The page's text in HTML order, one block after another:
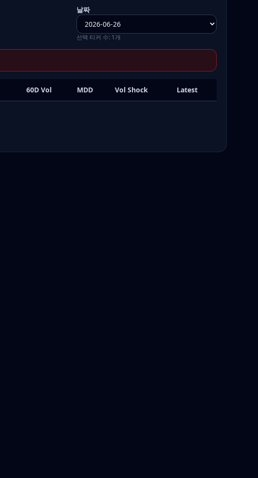
날짜
선택 티커 수: 1개
60D Vol MDD Vol Shock Latest